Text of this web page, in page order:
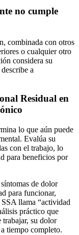
no cumple
combinada con otros
o cualquier otro
considera su
a
Residual en
lo que aún puede
Evalúa su
con el trabajo, lo
para beneficios por
de dolor
para funcionar,
llama “actividad
práctico que
trabajar, su dolor
tiempo completo.